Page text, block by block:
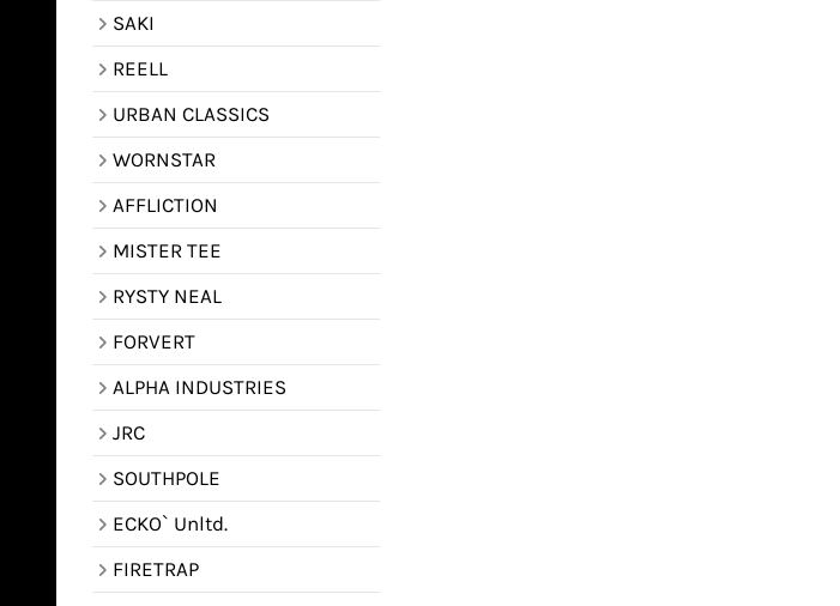
SAKI
REELL
URBAN CLASSICS
WORNSTAR
AFFLICTION
MISTER TEE
RYSTY NEAL
FORVERT
ALPHA INDUSTRIES
JRC
SOUTHPOLE
ECKO` Unltd.
FIRETRAP